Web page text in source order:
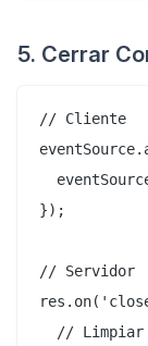
5. Cerrar
// Cliente
});
// Servidor
// Limpiar